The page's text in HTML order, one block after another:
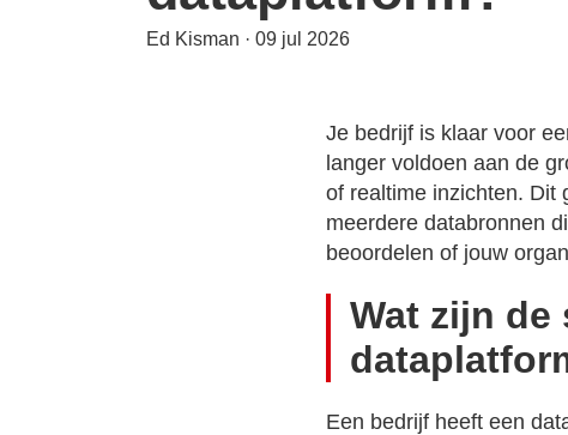
Ed Kisman · 09 jul 2026
Je bedrijf is klaar voor
langer voldoen aan de
of realtime inzichten. Dit
meerdere databronnen
beoordelen of jouw
Wat zijn de
Een bedrijf heeft een